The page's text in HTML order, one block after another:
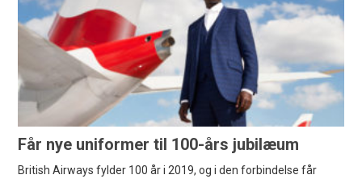
Får nye uniformer til 100-års jubilæum
British Airways fylder 100 år i 2019, og i den forbindelse får